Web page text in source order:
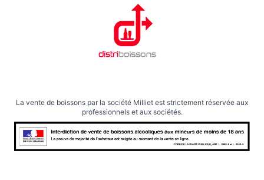
La vente de boissons par la société Milliet est strictement réservée aux
professionnels et aux sociétés.